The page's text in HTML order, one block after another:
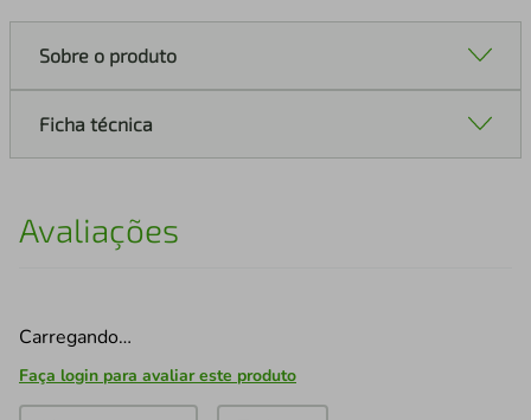
Sobre o produto
Ficha técnica
Avaliações
Carregando…
Faça login para avaliar este produto